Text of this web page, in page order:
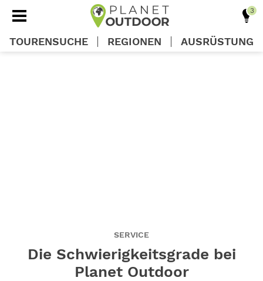
SERVICE
Die Schwierigkeitsgrade bei
Planet Outdoor
TOURENSUCHE REGIONEN AUSRÜSTUNG